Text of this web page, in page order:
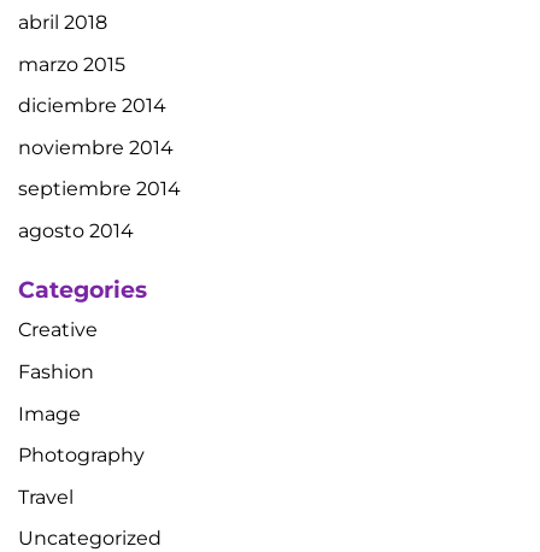
abril 2018
marzo 2015
diciembre 2014
noviembre 2014
septiembre 2014
agosto 2014
Categories
Creative
Fashion
Image
Photography
Travel
Uncategorized